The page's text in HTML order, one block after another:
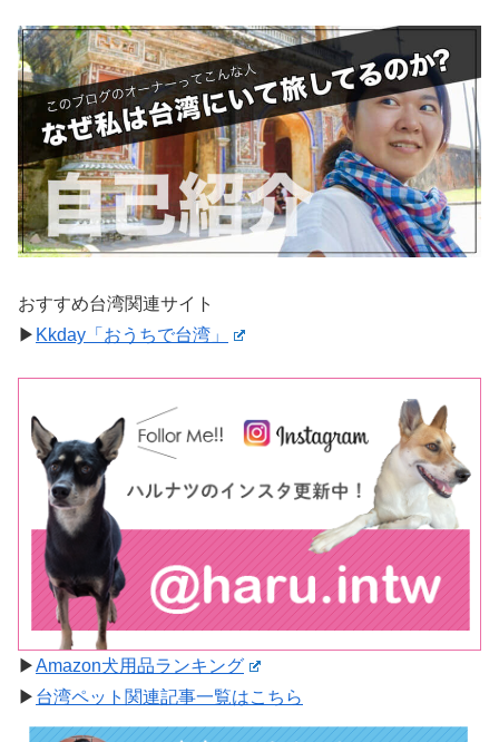
おすすめ台湾関連サイト
▶︎ Kkday「おうちで台湾」
▶︎Amazon犬用品ランキング
▶︎ 台湾ペット関連記事一覧はこちら